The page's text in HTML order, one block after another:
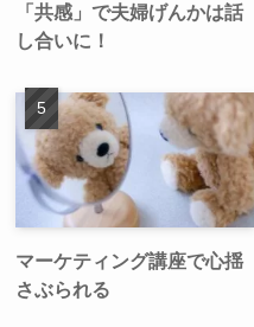
「共感」で夫婦げんかは話
し合いに！
マーケティング講座で心揺
さぶられる